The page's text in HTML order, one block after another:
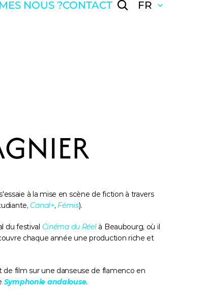
NOUS ?CONTACT FR
à la mise en scène de fiction à travers
Canal+, Fémis).
du festival Cinéma du Réel à Beaubourg, où il
chaque année une production riche et
de film sur une danseuse de flamenco en
Symphonie andalouse.